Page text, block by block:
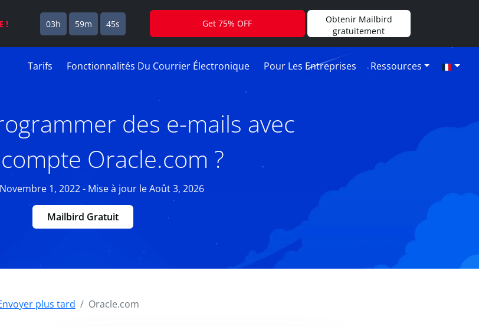
Tarifs Fonctionnalités Du Courrier Électronique Pour Les Entreprises Ressources
des e-mails avec
Oracle.com ?
1, 2022 - Mise à jour le Août 3, 2026
Mailbird Gratuit
plus tard Oracle.com
! 03h 59m 44s Get 75% OFF
Obtenir Mailbird
gratuitement